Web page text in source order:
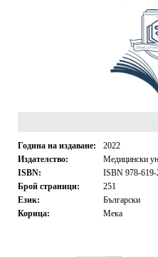
Година на издаване:
2022
Издателство:
Медицински
ISBN:
ISBN 978-
Брой страници:
251
Език:
Български
Корица:
Мека